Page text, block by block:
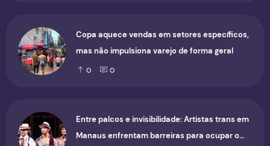
Copa aquece vendas em setores específicos,
mas não impulsiona varejo de forma geral
0 0
Entre palcos e invisibilidade: Artistas trans em
Manaus enfrentam barreiras para ocupar o